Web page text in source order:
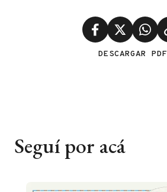
DESCARGAR PDF
Seguí por acá